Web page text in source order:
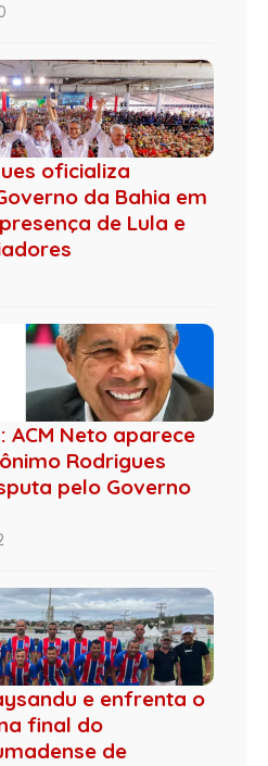
oficializa
da Bahia em
de Lula e
ACM Neto aparece
Rodrigues
pelo Governo
e enfrenta o
final do
de